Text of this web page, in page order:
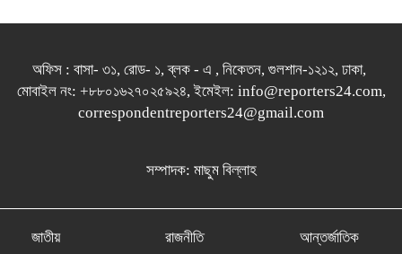
অফিস : বাসা- ৩১, রোড- ১, ব্লক - এ , নিকেতন, গুলশান-১২১২, ঢাকা,
মোবাইল নং: +৮৮০১৬২৭০২৫৯২৪, ইমেইল: info@reporters24.com,
correspondentreporters24@gmail.com
সম্পাদক: মাছুম বিল্লাহ
জাতীয় রাজনীতি আন্তর্জাতিক